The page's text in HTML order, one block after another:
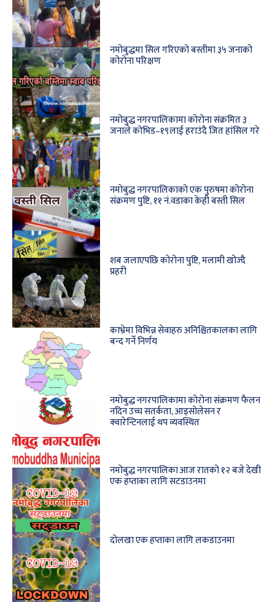
नमोबुद्धमा सिल गरिएको बस्तीमा ३५ जनाको
कोरोना परिक्षण
नमोबुद्ध नगरपालिकामा कोरोना संक्रमित ३
जनाले कोभिड–१९लाई हराउंदै जित हांसिल गरे
नमोबुद्ध नगरपालिकाको एक पुरुषमा कोरोना
संक्रमण पुष्टि, ११ नं.वडाका केही बस्ती सिल
शब जलाएपछि कोरोना पुष्टि, मलामी खोज्दै
प्रहरी
काभ्रेमा विभिन्न सेवाहरु अनिश्चितकालका लागि
बन्द गर्ने निर्णय
नमोबुद्ध नगरपालिकामा कोरोना संक्रमण फैलन
नदिन उच्च सतर्कता, आइसोलेसन र
क्वारेन्टिनलाई थप व्यवस्थित
नमोबुद्ध नगरपालिका आज रातको १२ बजे देखी
एक हप्ताका लागि सटडाउनमा
दोलखा एक हप्ताका लागि लकडाउनमा